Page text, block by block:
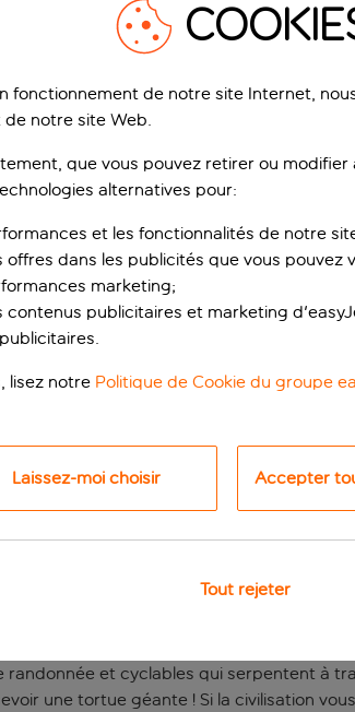
l’Adriatique
vos valises à l’hôtel Torre Guaceto
pourriez passer vos journées au bord de
toute beauté, et une réserve terrestre
et cyclables qui serpentent à
une tortue géante ! Si la civilisation
fonctionnement de notre site Internet,
notre site Web.
que vous pouvez retirer ou
alternatives pour:
et les fonctionnalités de notre
offres dans les publicités que vous pouvez
marketing;
contenus publicitaires et marketing
lisez notre Politique de Cookie du groupe
Laissez-moi choisir Accepter
Tout rejeter